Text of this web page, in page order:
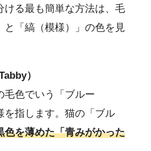
ける最も簡単な方法は、毛
と「縞（模様）」の色を見
）
毛色でいう「ブルー
を指します。猫の「ブル
色を薄めた「青みがかった